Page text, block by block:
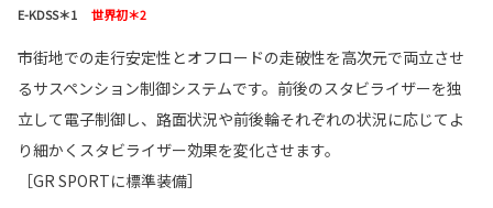
E-KDSS＊1 世界初＊2
市街地での走行安定性とオフロードの走破性を高次元で両立させ
るサスペンション制御システムです。前後のスタビライザーを独
立して電子制御し、路面状況や前後輪それぞれの状況に応じてよ
り細かくスタビライザー効果を変化させます。
［GR SPORTに標準装備］